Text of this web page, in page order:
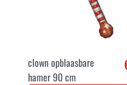
clown opblaasbare
hamer 90 cm